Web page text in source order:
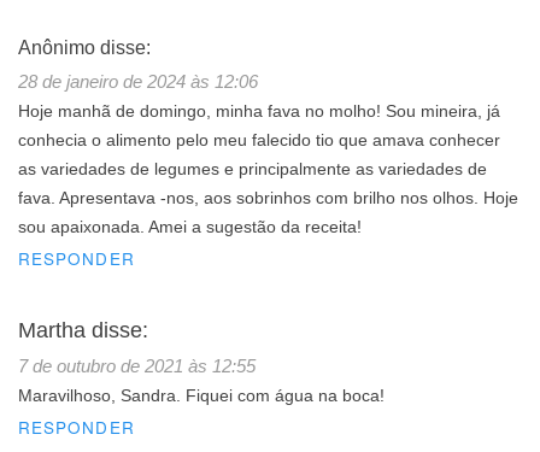
Anônimo disse:
28 de janeiro de 2024 às 12:06
Hoje manhã de domingo, minha fava no molho! Sou mineira, já
conhecia o alimento pelo meu falecido tio que amava conhecer
as variedades de legumes e principalmente as variedades de
fava. Apresentava -nos, aos sobrinhos com brilho nos olhos. Hoje
sou apaixonada. Amei a sugestão da receita!
RESPONDER
Martha disse:
7 de outubro de 2021 às 12:55
Maravilhoso, Sandra. Fiquei com água na boca!
RESPONDER